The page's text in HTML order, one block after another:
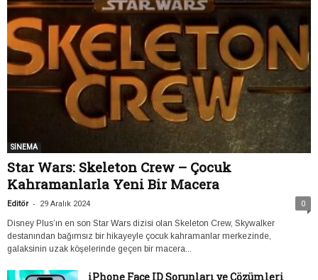
SİNEMA
Star Wars: Skeleton Crew – Çocuk
Kahramanlarla Yeni Bir Macera
Editör - 29 Aralık 2024 0
Disney Plus’ın en son Star Wars dizisi olan Skeleton Crew, Skywalker
destanından bağımsız bir hikayeyle çocuk kahramanlar merkezinde,
galaksinin uzak köşelerinde geçen bir macera...
iPhone Face ID Sorunları ve Çözümleri